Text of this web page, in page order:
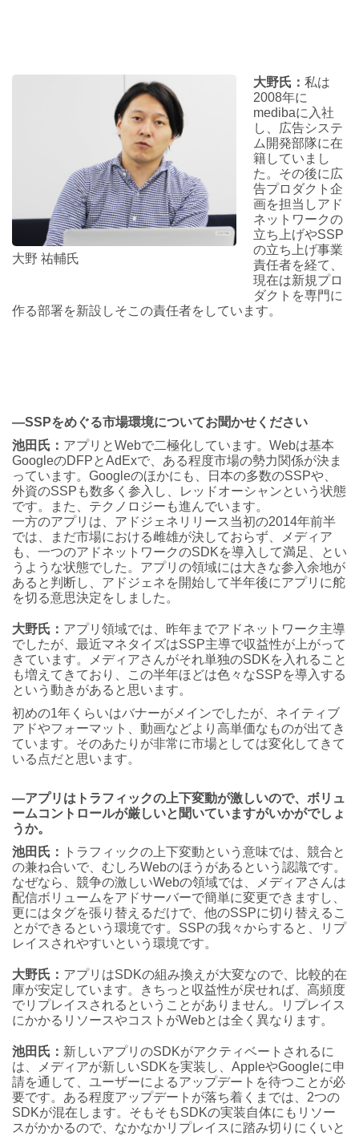
大野 祐輔氏
大野氏：私は
2008年に
medibaに入社
し、広告システ
ム開発部隊に在
籍していまし
た。その後に広
告プロダクト企
画を担当しアド
ネットワークの
立ち上げやSSP
の立ち上げ事業
責任者を経て、
現在は新規プロ
ダクトを専門に
作る部署を新設しそこの責任者をしています。
―SSPをめぐる市場環境についてお聞かせください
池田氏： アプリとWebで二極化しています。Webは基本
GoogleのDFPとAdExで、ある程度市場の勢力関係が決ま
っています。Googleのほかにも、日本の多数のSSPや、
外資のSSPも数多く参入し、レッドオーシャンという状態
です。また、テクノロジーも進んでいます。
一方のアプリは、アドジェネリリース当初の2014年前半
では、まだ市場における雌雄が決しておらず、メディア
も、一つのアドネットワークのSDKを導入して満足、とい
うような状態でした。アプリの領域には大きな参入余地が
あると判断し、アドジェネを開始して半年後にアプリに舵
を切る意思決定をしました。
大野氏： アプリ領域では、昨年までアドネットワーク主導
でしたが、最近マネタイズはSSP主導で収益性が上がって
きています。メディアさんがそれ単独のSDKを入れること
も増えてきており、この半年ほどは色々なSSPを導入する
という動きがあると思います。
初めの1年くらいはバナーがメインでしたが、ネイティブ
アドやフォーマット、動画などより高単価なものが出てき
ています。そのあたりが非常に市場としては変化してきて
いる点だと思います。
―アプリはトラフィックの上下変動が激しいので、ボリュ
ームコントロールが厳しいと聞いていますがいかがでしょ
うか。
池田氏：
トラフィックの上下変動という意味では、競合と
の兼ね合いで、むしろWebのほうがあるという認識です。
なぜなら、競争の激しいWebの領域では、メディアさんは
配信ボリュームをアドサーバーで簡単に変更できますし、
更にはタグを張り替えるだけで、他のSSPに切り替えるこ
とができるという環境です。SSPの我々からすると、リプ
レイスされやすいという環境です。
大野氏： アプリはSDKの組み換えが大変なので、比較的在
庫が安定しています。きちっと収益性が戻せれば、高頻度
でリプレイスされるということがありません。リプレイス
にかかるリソースやコストがWebとは全く異なります。
池田氏： 新しいアプリのSDKがアクティベートされるに
は、メディアが新しいSDKを実装し、AppleやGoogleに申
請を通して、ユーザーによるアップデートを待つことが必
要です。ある程度アップデートが落ち着くまでは、2つの
SDKが混在します。そもそもSDKの実装自体にもリソー
スがかかるので、なかなかリプレイスに踏み切りにくいと